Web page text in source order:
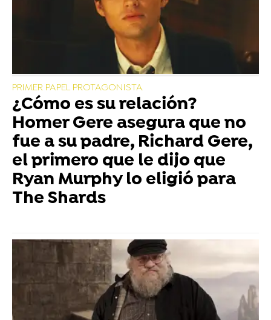
PRIMER PAPEL PROTAGONISTA
¿Cómo es su relación?
Homer Gere asegura que no
fue a su padre, Richard Gere,
el primero que le dijo que
Ryan Murphy lo eligió para
The Shards